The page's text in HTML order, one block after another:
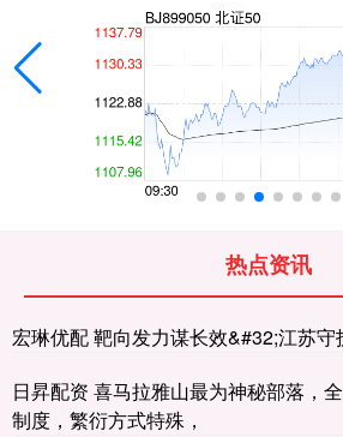
热点资讯
宏琳优配 靶向发力谋长效&#32;江苏守
日昇配资 喜马拉雅山最为神秘部落，
制度，繁衍方式特殊，